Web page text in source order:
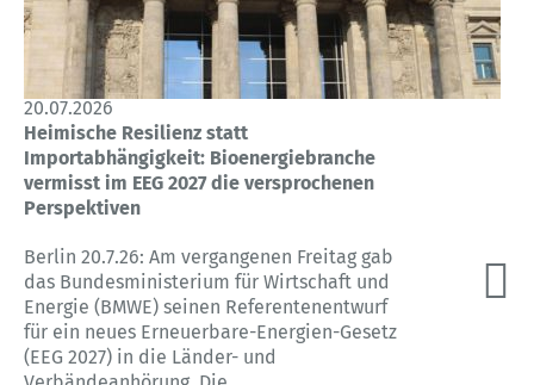
20.07.2026
Heimische Resilienz statt
Importabhängigkeit: Bioenergiebranche
vermisst im EEG 2027 die versprochenen
Perspektiven
Berlin 20.7.26: Am vergangenen Freitag gab
das Bundesministerium für Wirtschaft und
Energie (BMWE) seinen Referentenentwurf
für ein neues Erneuerbare-Energien-Gesetz
(EEG 2027) in die Länder- und